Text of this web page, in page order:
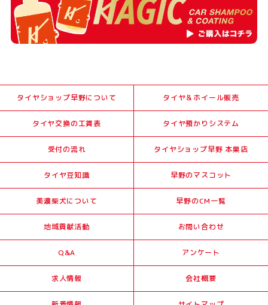
タイヤショップ早野について タイヤ＆ホイール販売
タイヤ交換の工賃表 タイヤ預かりシステム
受付の流れ タイヤショップ早野 本巣店
タイヤ豆知識 早野のマスコット
美濃柴犬について 早野のCM一覧
地域貢献活動 お問い合わせ
Q&A アンケート
求人情報 会社概要